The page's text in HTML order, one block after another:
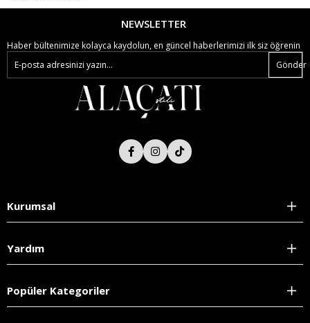
NEWSLETTER
Haber bültenimize kolayca kaydolun, en güncel haberlerimizi ilk siz öğrenin
Gönder
Kurumsal
Yardım
Popüler Kategoriler